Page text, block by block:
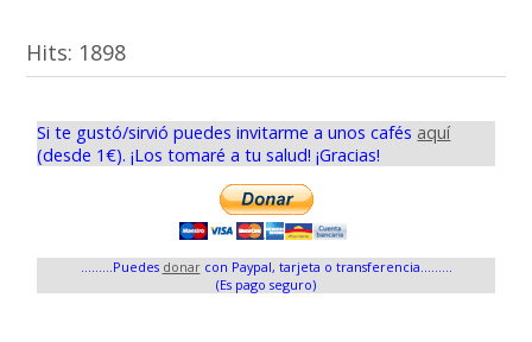
Hits: 1898
Si te gustó/sirvió puedes invitarme a unos cafés aquí
(desde 1€). ¡Los tomaré a tu salud! ¡Gracias!
.........Puedes donarcon Paypal, tarjeta o transferencia.........
(Es pago seguro)